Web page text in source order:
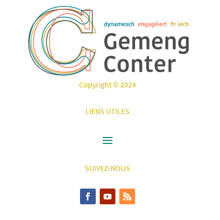
Copyright © 2024
LIENS UTILES
SUIVEZ-NOUS